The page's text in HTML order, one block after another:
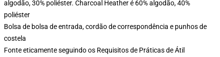
algodão, 30% poliéster. Charcoal Heather é 60% algodão, 40%
poliéster
Bolsa de bolsa de entrada, cordão de correspondência e punhos de
costela
Fonte eticamente seguindo os Requisitos de Práticas de Átil